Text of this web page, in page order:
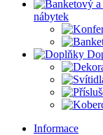
nábytek
Informace